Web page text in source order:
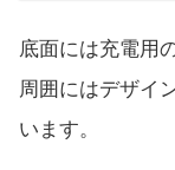
底面には充電用
周囲にはデザイ
います。